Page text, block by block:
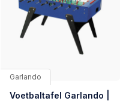
Garlando
Voetbaltafel Garlando |